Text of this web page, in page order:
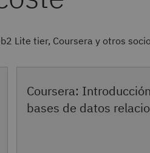
Lite tier, Coursera y otros
Coursera:
bases de datos